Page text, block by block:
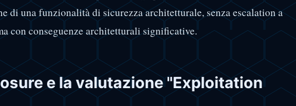
di una funzionalità di sicurezza architetturale, senza escalation a
con conseguenze architetturali significative.
e la valutazione "Exploitation